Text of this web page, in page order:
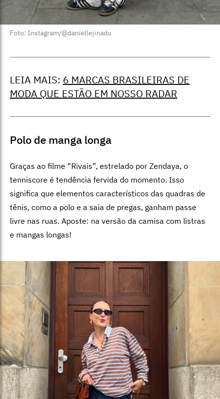
Foto: Instagram/@daniellejinadu
LEIA MAIS: 6 MARCAS BRASILEIRAS DE
MODA QUE ESTÃO EM NOSSO RADAR
Polo de manga longa
Graças ao filme “Rivais”, estrelado por Zendaya, o
tenniscore é tendência fervida do momento. Isso
significa que elementos característicos das quadras de
tênis, como a polo e a saia de pregas, ganham passe
livre nas ruas. Aposte: na versão da camisa com listras
e mangas longas!